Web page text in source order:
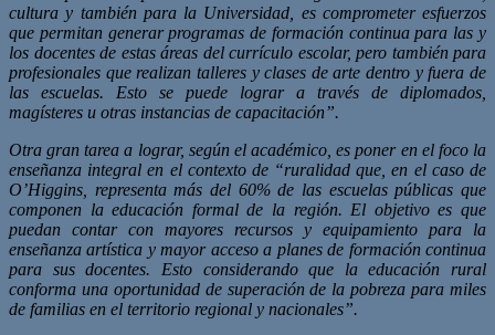
cultura y también para la Universidad, es comprometer esfuerzos
que permitan generar programas de formación continua para las y
los docentes de estas áreas del currículo escolar, pero también para
profesionales que realizan talleres y clases de arte dentro y fuera de
las escuelas. Esto se puede lograr a través de diplomados,
magísteres u otras instancias de capacitación”.
Otra gran tarea a lograr, según el académico, es poner en el foco la
enseñanza integral en el contexto de “ruralidad que, en el caso de
O’Higgins, representa más del 60% de las escuelas públicas que
componen la educación formal de la región. El objetivo es que
puedan contar con mayores recursos y equipamiento para la
enseñanza artística y mayor acceso a planes de formación continua
para sus docentes. Esto considerando que la educación rural
conforma una oportunidad de superación de la pobreza para miles
de familias en el territorio regional y nacionales”.